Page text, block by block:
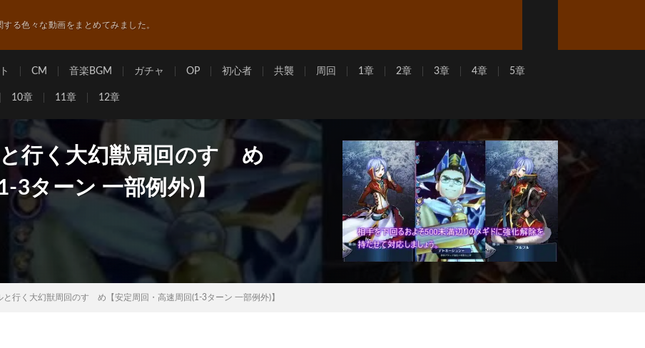
する色々な動画をまとめてみました。
CM 音楽BGM ガチャ OP 初心者 共襲 周回 1章 2章 3章 4章 5章
10章 11章 12章
行く大幻獣周回のすゝめ
3ターン 一部例外)】
と行く大幻獣周回のすゝめ【安定周回・高速周回(1-3ターン 一部例外)】